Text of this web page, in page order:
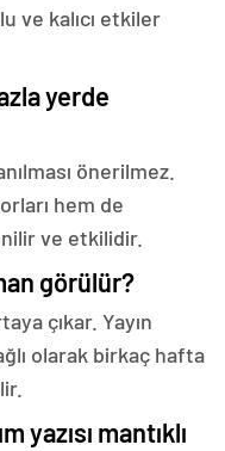
ve kalıcı etkiler
yerde
önerilmez.
hem de
ve etkilidir.
görülür?
çıkar. Yayın
olarak birkaç hafta
yazısı mantıklı